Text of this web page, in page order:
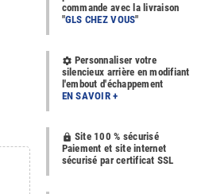
commande avec la livraison
"GLS CHEZ VOUS"
settings Personnaliser votre
silencieux arrière en modifiant
l'embout d'échappement
EN SAVOIR +
https Site 100 % sécurisé
Paiement et site internet
sécurisé par certificat SSL